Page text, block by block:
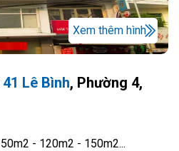
Xem thêm hình
41 Lê Bình, Phường 4,
50m2 - 120m2 - 150m2...